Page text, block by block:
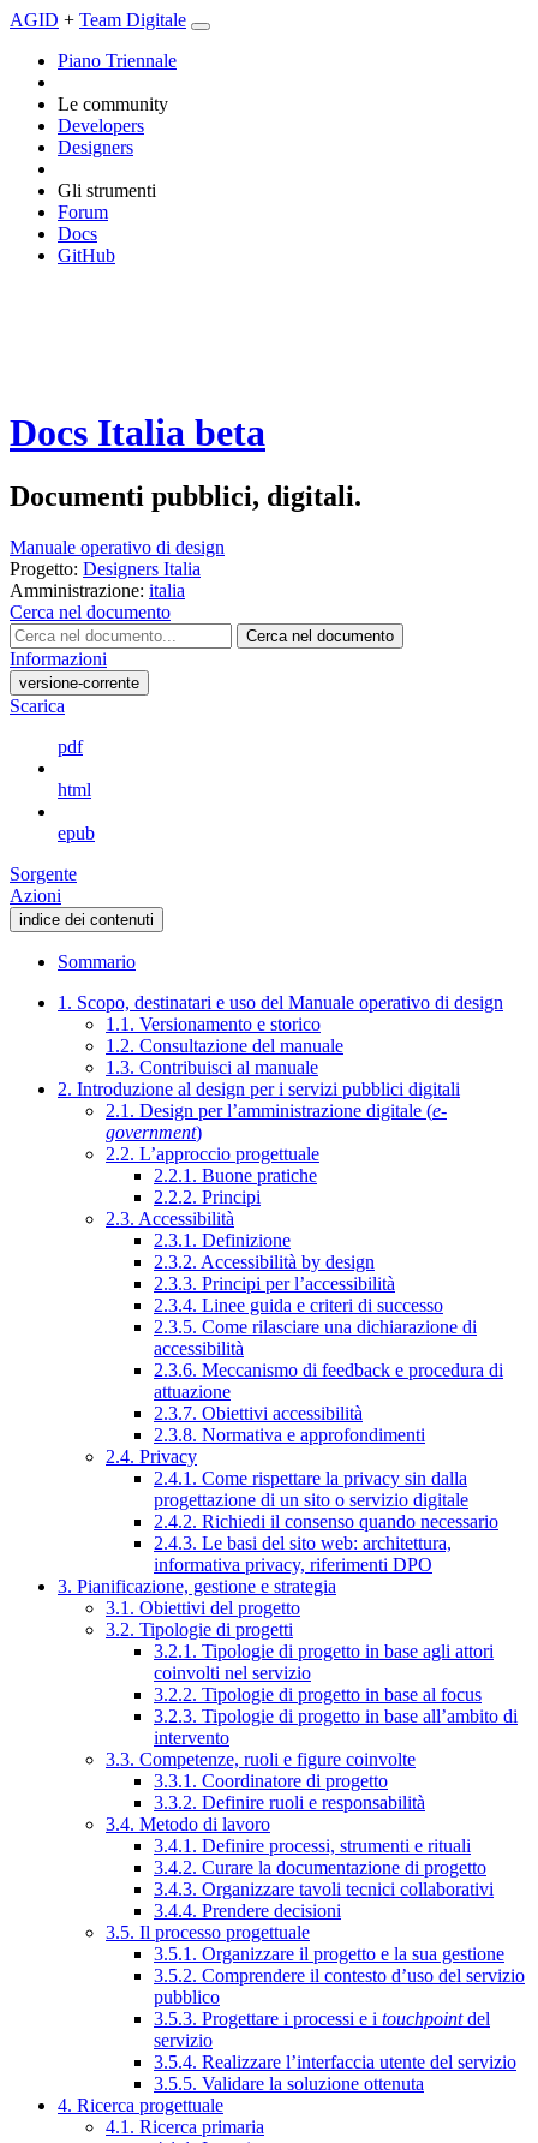
AGID + Team Digitale
Piano Triennale
Le community
Developers
Designers
Gli strumenti
Forum
Docs
GitHub
Docs Italia beta
Documenti pubblici, digitali.
Manuale operativo di design
Progetto: Designers Italia
Amministrazione: italia
Cerca nel documento
Cerca nel documento
Informazioni
versione-corrente
Scarica
pdf
html
epub
Sorgente
Azioni
indice dei contenuti
Sommario
1. Scopo, destinatari e uso del Manuale operativo di design
1.1. Versionamento e storico
1.2. Consultazione del manuale
1.3. Contribuisci al manuale
2. Introduzione al design per i servizi pubblici digitali
2.1. Design per l’amministrazione digitale (e-
government)
2.2. L’approccio progettuale
2.2.1. Buone pratiche
2.2.2. Principi
2.3. Accessibilità
2.3.1. Definizione
2.3.2. Accessibilità by design
2.3.3. Principi per l’accessibilità
2.3.4. Linee guida e criteri di successo
2.3.5. Come rilasciare una dichiarazione di
accessibilità
2.3.6. Meccanismo di feedback e procedura di
attuazione
2.3.7. Obiettivi accessibilità
2.3.8. Normativa e approfondimenti
2.4. Privacy
2.4.1. Come rispettare la privacy sin dalla
progettazione di un sito o servizio digitale
2.4.2. Richiedi il consenso quando necessario
2.4.3. Le basi del sito web: architettura,
informativa privacy, riferimenti DPO
3. Pianificazione, gestione e strategia
3.1. Obiettivi del progetto
3.2. Tipologie di progetti
3.2.1. Tipologie di progetto in base agli attori
coinvolti nel servizio
3.2.2. Tipologie di progetto in base al focus
3.2.3. Tipologie di progetto in base all’ambito di
intervento
3.3. Competenze, ruoli e figure coinvolte
3.3.1. Coordinatore di progetto
3.3.2. Definire ruoli e responsabilità
3.4. Metodo di lavoro
3.4.1. Definire processi, strumenti e rituali
3.4.2. Curare la documentazione di progetto
3.4.3. Organizzare tavoli tecnici collaborativi
3.4.4. Prendere decisioni
3.5. Il processo progettuale
3.5.1. Organizzare il progetto e la sua gestione
3.5.2. Comprendere il contesto d’uso del servizio
pubblico
3.5.3. Progettare i processi e i touchpointdel
servizio
3.5.4. Realizzare l’interfaccia utente del servizio
3.5.5. Validare la soluzione ottenuta
4. Ricerca progettuale
4.1. Ricerca primaria